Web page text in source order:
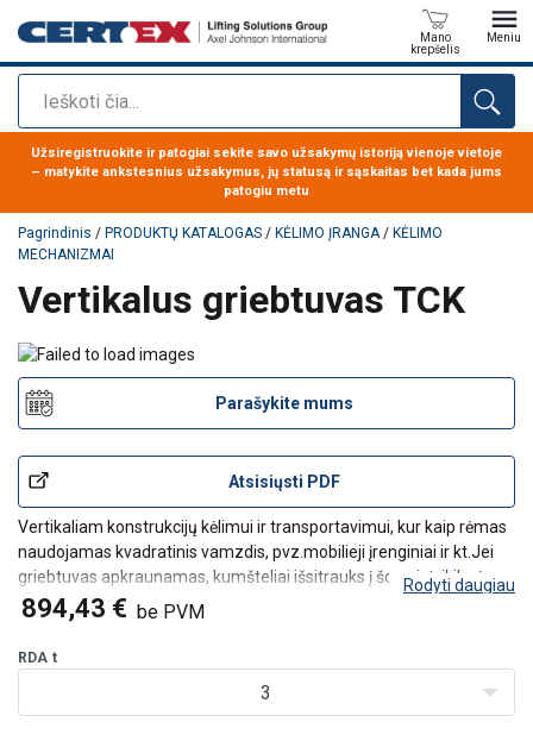
Paieška
Mano
krepšelis
Meniu
Produktas buvo pridėtas prie jūsų užklausos
Užsiregistruokite ir patogiai sekite savo užsakymų istoriją vienoje vietoje
– matykite ankstesnius užsakymus, jų statusą ir sąskaitas bet kada jums
patogiu metu
Pagrindinis / PRODUKTŲ KATALOGAS / KĖLIMO ĮRANGA/ KĖLIMO
MECHANIZMAI
Vertikalus griebtuvas TCK
Parašykite mums
Atsisiųsti PDF
Vertikaliam konstrukcijų kėlimui ir transportavimui, kur kaip rėmas
naudojamas kvadratinis vamzdis, pvz. mobilieji įrenginiai ir kt.Jei
griebtuvas apkraunamas, kumšteliai išsitrauks į šoną ir įsikibs į
kvadratinio vamzdžio šonus.
Savybės:
Rodyti daugiau
894,43 € be PVM
RDA t
3